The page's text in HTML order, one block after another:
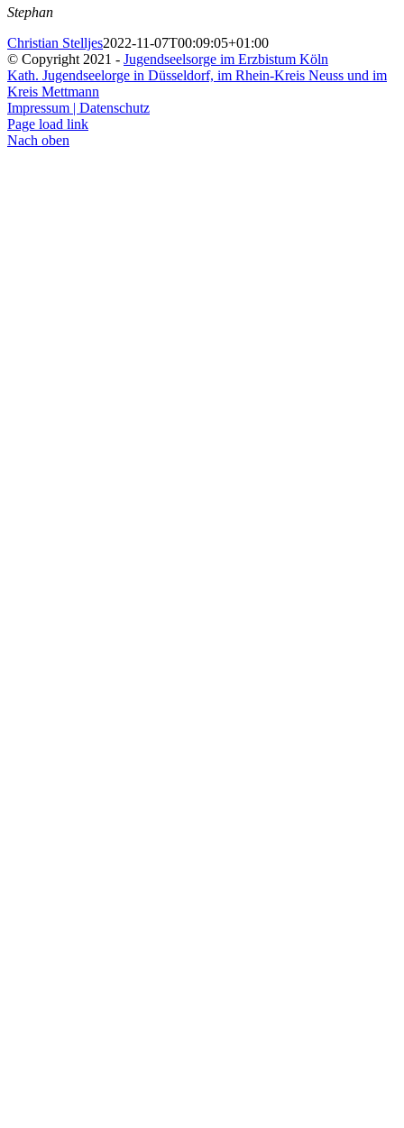
Stephan
Christian Stelljes2022-11-07T00:09:05+01:00
© Copyright 2021 - Jugendseelsorge im Erzbistum Köln
Kath. Jugendseelorge in Düsseldorf, im Rhein-Kreis Neuss und im
Kreis Mettmann
Impressum | Datenschutz
Page load link
Nach oben